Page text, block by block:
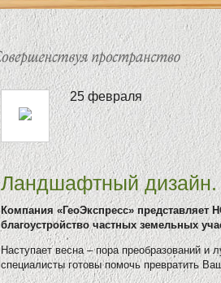
25 февраля
Ландшафтный дизайн.
Компания «ГеоЭкспресс»
благоустройство частных земельных
Наступает весна – пора преобразований
специалисты готовы помочь превратить